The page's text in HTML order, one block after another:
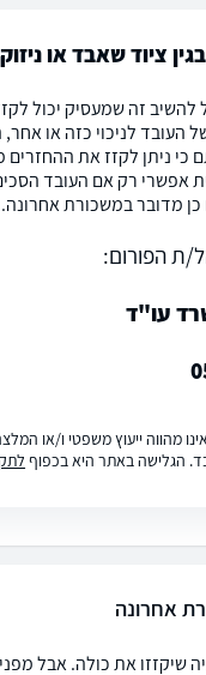
ציוד שאבד או ניזוק
זה שמעסיק יכול
לניכוי כזה או
כי ניתן לקזז את
אפשרי רק אם העובד
מדובר במשכורת אחרונה.
ת הפורום:
עו"ד
מהווה ייעוץ משפטי ו/או
הגלישה באתר היא בכפוף
אחרונה
שיקזזו את כולה. אבל